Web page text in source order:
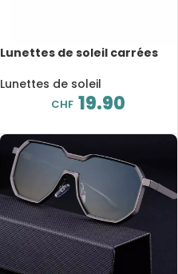
Lunettes de soleil carrées
dégradés, UV400
Lunettes de soleil
CHF 19.90